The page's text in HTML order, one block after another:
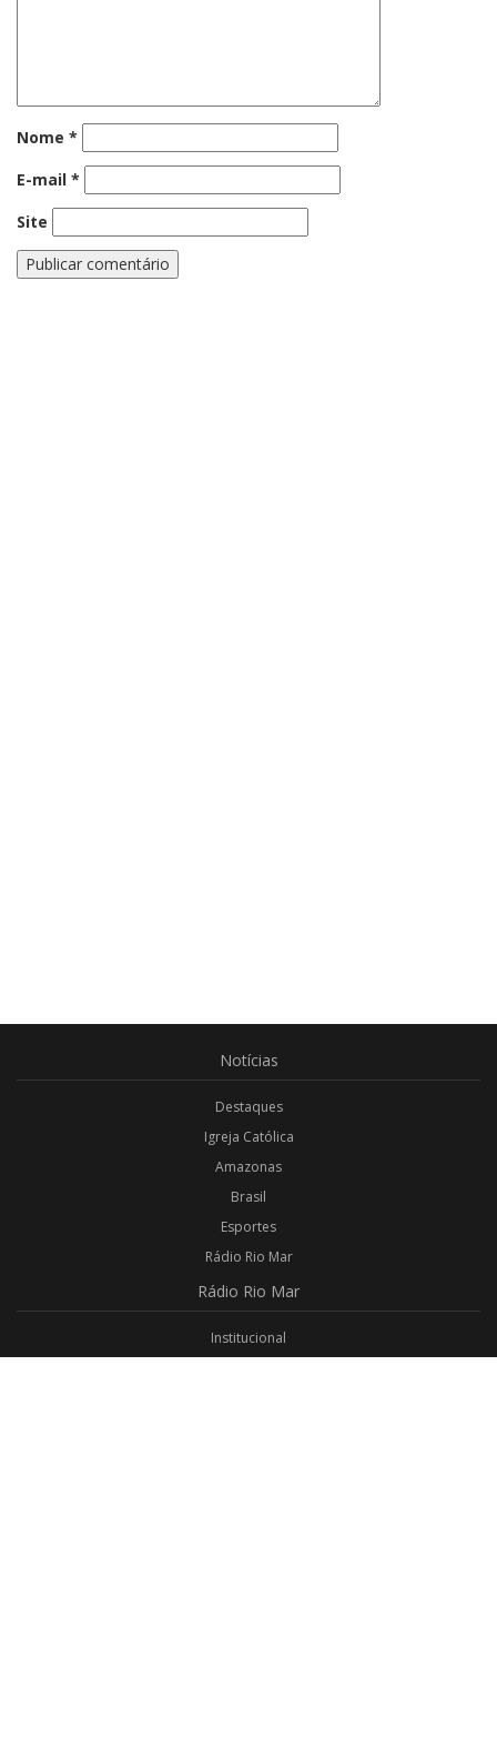
Nome *
E-mail *
Site
Notícias
Destaques
Igreja Católica
Amazonas
Brasil
Esportes
Rádio Rio Mar
Rádio Rio Mar
Institucional